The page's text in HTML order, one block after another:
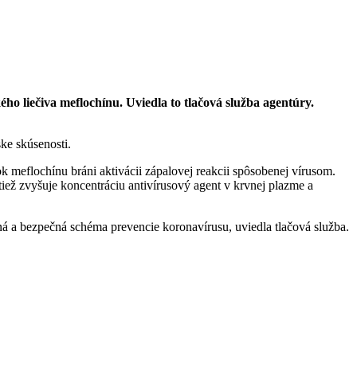
liečiva meflochínu. Uviedla to tlačová služba agentúry.
skúsenosti.
bráni aktivácii zápalovej reakcii spôsobenej vírusom.
zvyšuje koncentráciu antivírusový agent v krvnej plazme a
bezpečná schéma prevencie koronavírusu, uviedla tlačová služba.